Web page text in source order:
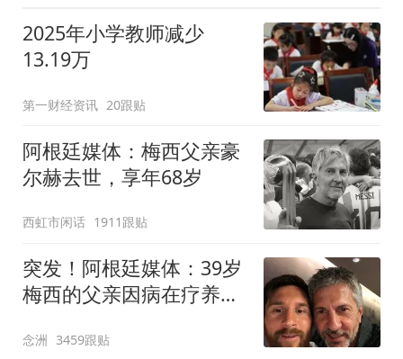
2025年小学教师减少
13.19万
第一财经资讯 20跟贴
阿根廷媒体：梅西父亲豪
尔赫去世，享年68岁
西虹市闲话 1911跟贴
突发！阿根廷媒体：39岁
梅西的父亲因病在疗养院
念洲 3459跟贴